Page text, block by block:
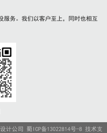
服务。我们以客户至上，同时也相互
计公司 蜀ICP备13022814号-8技术支